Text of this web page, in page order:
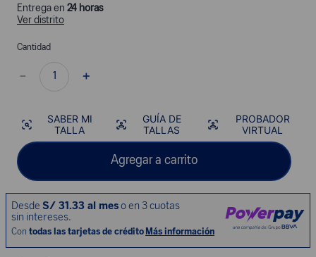
Entrega en 24 horas
Ver distrito
Cantidad
＋
－
SABER MI
TALLA
GUÍA DE
TALLAS
PROBADOR
VIRTUAL
Agregar a carrito